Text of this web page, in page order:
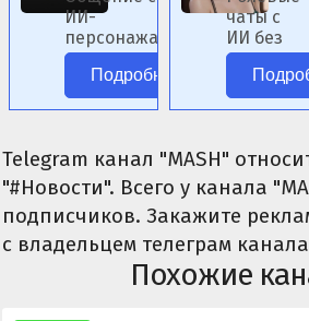
ИИ-
персонажами
аниме без
цензуры.
Подробнее
чаты с
ИИ без
цензуры.
Telegram канал "MASH"
"#Новости". Всего у канала
подписчиков. Закажите
с владельцем телеграм
Похожие